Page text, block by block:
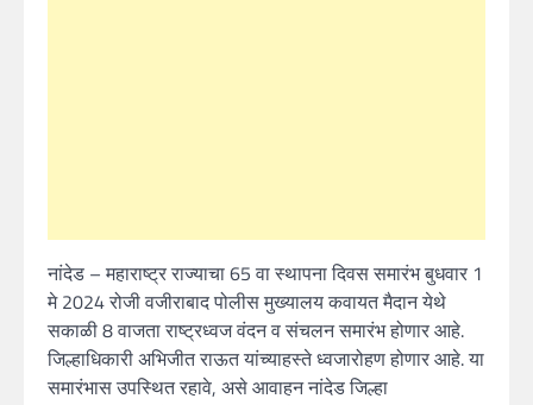
नांदेड – महाराष्ट्र राज्याचा 65 वा स्थापना दिवस समारंभ बुधवार 1
मे 2024 रोजी वजीराबाद पोलीस मुख्यालय कवायत मैदान येथे
सकाळी 8 वाजता राष्ट्रध्वज वंदन व संचलन समारंभ होणार आहे.
जिल्हाधिकारी अभिजीत राऊत यांच्याहस्ते ध्वजारोहण होणार आहे. या
समारंभास उपस्थित रहावे, असे आवाहन नांदेड जिल्हा